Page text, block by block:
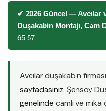
✔ 2026 Güncel — Avcılar
Duşakabin Montajı, Cam
65 57
Avcılar duşakabin firması
sayfadasınız. Şensoy
genelinde camlı ve mika